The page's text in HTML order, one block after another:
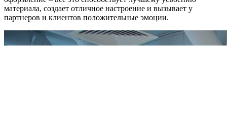
материала, создает отличное настроение и вызывает у
партнеров и клиентов положительные эмоции.